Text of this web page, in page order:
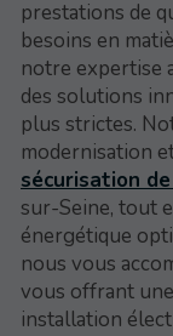
prestations de
besoins en
notre expertise
des solutions
plus strictes.
modernisation
sécurisation
sur-Seine, tout
énergétique
nous vous
vous offrant
installation